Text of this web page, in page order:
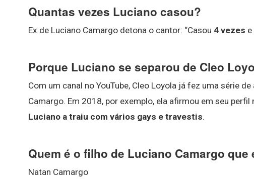
Quantas vezes Luciano casou?
Ex de Luciano Camargo detona o cantor: “Casou 4 vezes
Porque Luciano se separou de Cleo
Com um canal no YouTube, Cleo Loyola já fez uma série
Camargo. Em 2018, por exemplo, ela afirmou em seu
Luciano a traiu com vários gays e travestis.
Quem é o filho de Luciano Camargo
Natan Camargo